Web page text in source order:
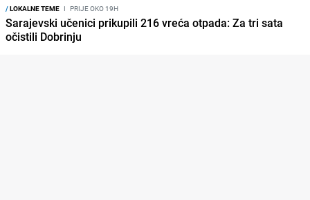
/LOKALNE TEME I PRIJE OKO 19H
Sarajevski učenici prikupili 216 vreća otpada: Za tri sata
očistili Dobrinju